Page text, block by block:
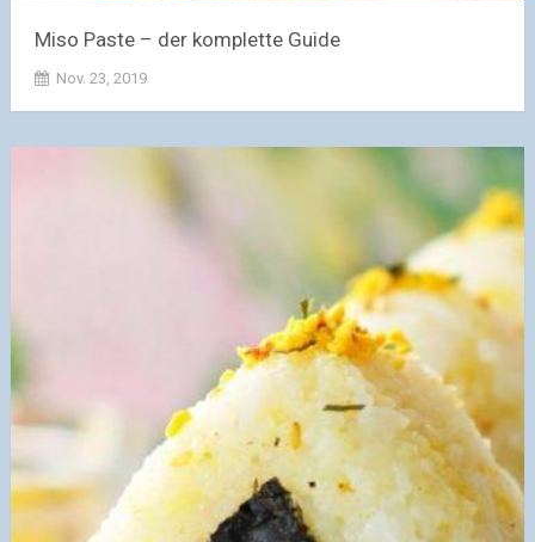
Miso Paste – der komplette Guide
Nov. 23, 2019